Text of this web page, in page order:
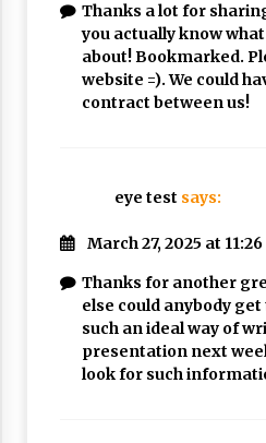
Thanks a lot for
you actually know
about! Bookmarked.
website =). We could
contract between us!
eye test says:
March 27, 2025 at 11:26
Thanks for another
else could anybody
such an ideal way of
presentation next
look for such